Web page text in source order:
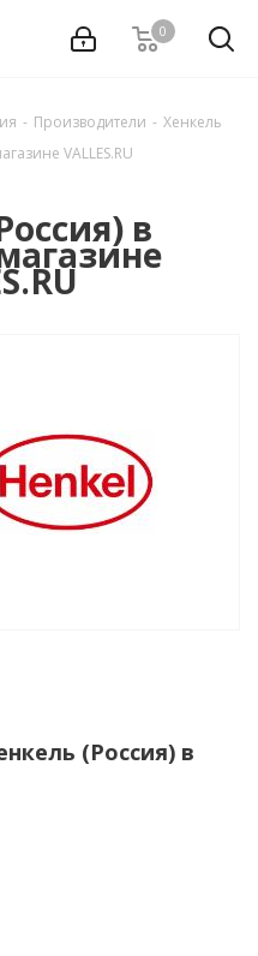
0
- Производители - Хенкель
VALLES.RU
в
(Россия) в